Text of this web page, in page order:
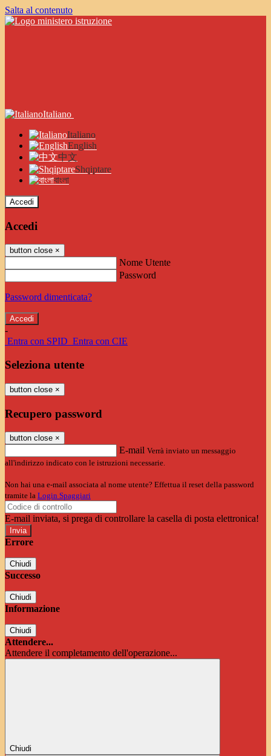
Salta al contenuto
Italiano
Italiano
English
中文
Shqiptare
বাংলা
Accedi
Accedi
button close ×
Nome Utente
Password
Password dimenticata?
-
Entra con SPID Entra con CIE
Seleziona utente
button close ×
Recupero password
button close ×
E-mail Verrà inviato un messaggio
all'indirizzo indicato con le istruzioni necessarie.
Non hai una e-mail associata al nome utente? Effettua il reset della password
tramite la Login Spaggiari
E-mail inviata, si prega di controllare la casella di posta elettronica!
Errore
Chiudi
Successo
Chiudi
Informazione
Chiudi
Attendere...
Attendere il completamento dell'operazione...
Chiudi